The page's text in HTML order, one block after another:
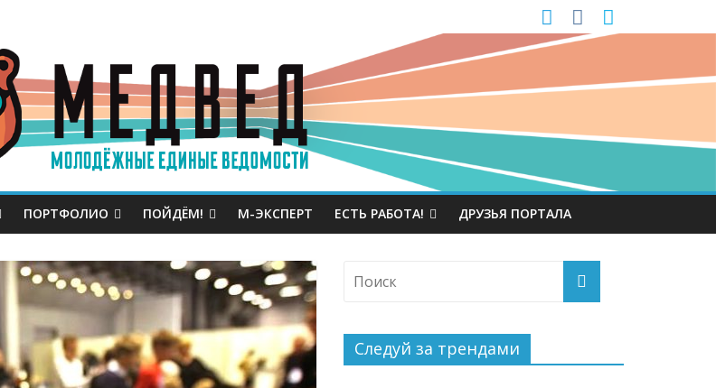
ПОРТФОЛИО ПОЙДЁМ! М-ЭКСПЕРТ ЕСТЬ РАБОТА! ДРУЗЬЯ ПОРТАЛА
Следуй за трендами